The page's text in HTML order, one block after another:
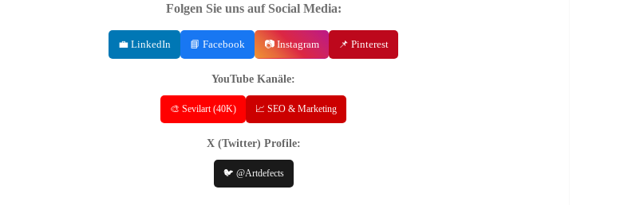
Folgen Sie uns auf Social Media:
💼 LinkedIn 📘 Facebook 📷 Instagram 📌 Pinterest
YouTube Kanäle:
🎨 Sevilart (40K) 📈 SEO & Marketing
X (Twitter) Profile:
🐦 @Artdefects